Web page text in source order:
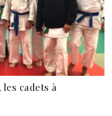
cadets à